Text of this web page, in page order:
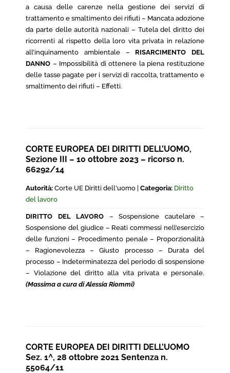
a causa delle carenze nella gestione dei servizi di
trattamento e smaltimento dei rifiuti – Mancata adozione
da parte delle autorità nazionali – Tutela del diritto dei
ricorrenti al rispetto della loro vita privata in relazione
all’inquinamento ambientale – RISARCIMENTO DEL
DANNO – Impossibilità di ottenere la piena restituzione
delle tasse pagate per i servizi di raccolta, trattamento e
smaltimento dei rifiuti – Effetti.
CORTE EUROPEA DEI DIRITTI DELL’UOMO,
Sezione III – 10 ottobre 2023 – ricorso n.
66292/14
Autorità: Corte UE Diritti dell'uomo | Categoria: Diritto
del lavoro
DIRITTO DEL LAVORO – Sospensione cautelare –
Sospensione del giudice – Reati commessi nell’esercizio
delle funzioni – Procedimento penale – Proporzionalità
– Ragionevolezza – Giusto processo – Durata del
processo – Indeterminatezza del periodo di sospensione
– Violazione del diritto alla vita privata e personale.
(Massima a cura di Alessia Riommi)
CORTE EUROPEA DEI DIRITTI DELL’UOMO
Sez. 1^, 28 ottobre 2021 Sentenza n.
55064/11